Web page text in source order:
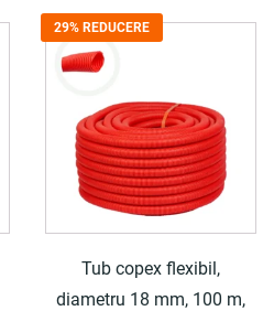
152.50 lei.
29% REDUCERE
Tub copex flexibil,
diametru 18 mm, 100 m,